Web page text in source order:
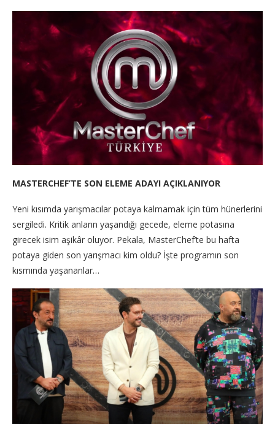
MASTERCHEF’TE SON ELEME ADAYI AÇIKLANIYOR
Yeni kısımda yarışmacılar potaya kalmamak için tüm hünerlerini
sergiledi. Kritik anların yaşandığı gecede, eleme potasına
girecek isim aşikâr oluyor. Pekala, MasterChef’te bu hafta
potaya giden son yarışmacı kim oldu? İşte programın son
kısmında yaşananlar…